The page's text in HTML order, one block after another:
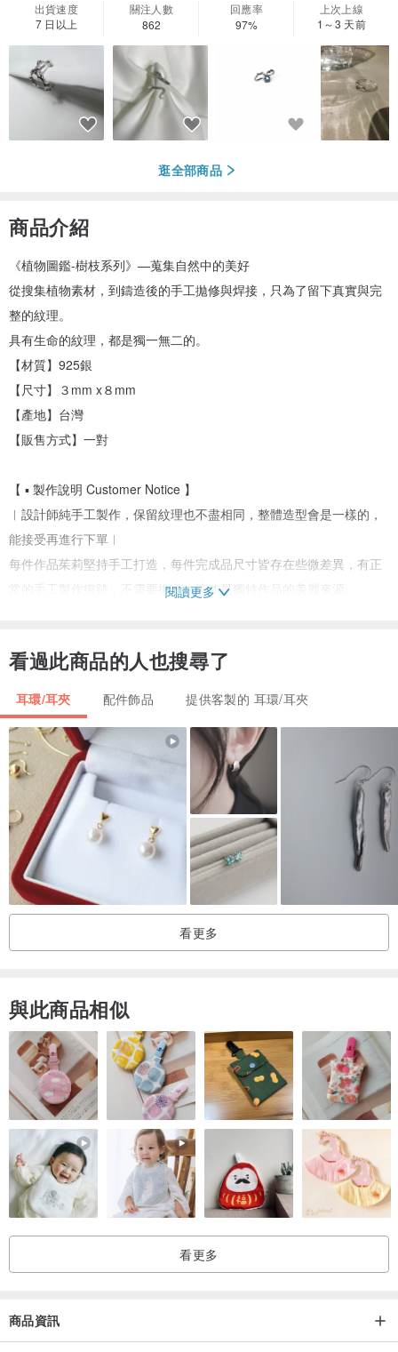
出貨速度
7 日以上
關注人數
862
回應率
97%
上次上線
1～3 天前
逛全部商品
商品介紹
《植物圖鑑-樹枝系列》—蒐集自然中的美好
從搜集植物素材，到鑄造後的手工拋修與焊接，只為了留下真實與完
整的紋理。
具有生命的紋理，都是獨一無二的。
【材質】925銀
【尺寸】３mm x８mm
【產地】台灣
【販售方式】一對
【 ▪ 製作說明 Customer Notice 】
︱設計師純手工製作，保留紋理也不盡相同，整體造型會是一樣的，
能接受再進行下單︱
每件作品茱莉堅持手工打造，每件完成品尺寸皆存在些微差異，有正
常的手工製作痕跡，不需要擔心，這才是獨特作品的美麗來源。
純銀正常配戴下氧化為正常現象，有些人喜歡物件留下一點點歲月的
痕跡，那很好。如果欣賞他當初的金屬光澤，可用我們附贈的拭銀布
擦拭清潔即可回復原有光澤。
未配戴時，請保持乾燥，並放置密封袋或飾品盒內隔絕空氣。
泡溫泉時請勿配戴。
請勿嚴重拉扯及避免嚴重碰撞，以免造成銀飾損傷。
另外也別擔心，我們很清楚對於喜愛的首飾，會多麽想要珍惜保護。
所以，我們提供憑保固卡購
【 ▪ 關於JULIE WORKSHOP茱莉工藝所】
打破一些傳統美麗的框架，創作各種具精神意識的首飾作品。
希望帶給喜歡我們的人，一些的任性、難以解釋，甚至是驚喜的作
品。相信每個人都值得擁有這樣的特別與用心，接收到我們創作的溫
度，感受到作品上的每道真誠的刻痕紋理，就像自己獨一無二的美
麗。
如果可以，希望可以讓更多人在我們的作品上找到自己，一點點的歸
屬與被理解。
閱讀更多
看過此商品的人也搜尋了
耳環/耳夾 配件飾品 提供客製的 耳環/耳夾
看更多
與此商品相似
看更多
商品資訊